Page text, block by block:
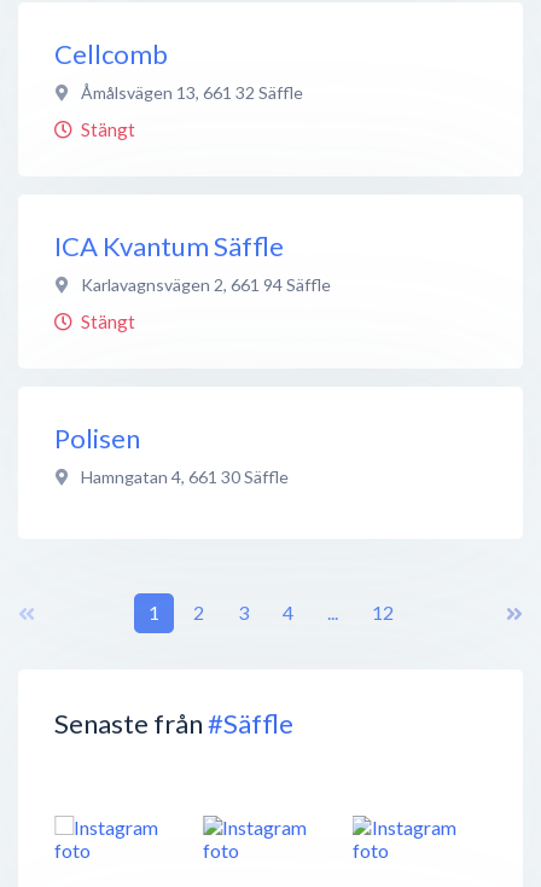
Senaste från#Säffle
Cellcomb
Åmålsvägen 13, 661 32 Säffle
Stängt
ICA Kvantum Säffle
Karlavagnsvägen 2, 661 94Säffle
Stängt
Polisen
Hamngatan 4, 661 30Säffle
1 2 3 4 ... 12